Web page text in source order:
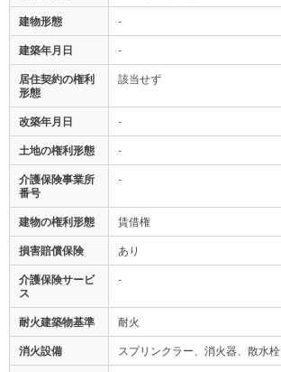
建物形態 -
建築年月日 -
居住契約の権利
形態
該当せず
改築年月日 -
土地の権利形態 -
介護保険事業所
番号
-
建物の権利形態 賃借権
損害賠償保険 あり
介護保険サービ
ス
-
耐火建築物基準 耐火
消火設備 スプリンクラー、消火器、散水栓